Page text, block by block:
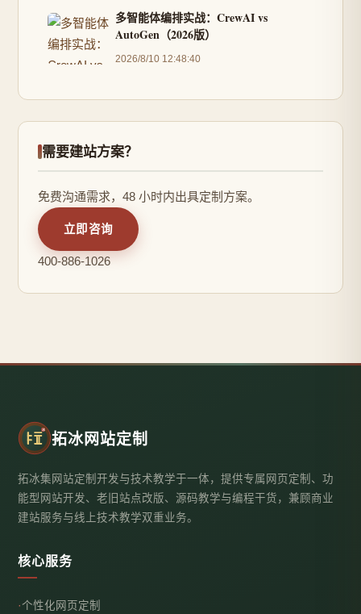
多智能体编排实战：CrewAI vs
AutoGen（2026版）
2026/8/10 12:48:40
需要建站方案？
免费沟通需求，48 小时内出具定制方案。
立即咨询
400-886-1026
拓冰网站定制
拓冰集网站定制开发与技术教学于一体，提供专属网页定制、功
能型网站开发、老旧站点改版、源码教学与编程干货，兼顾商业
建站服务与线上技术教学双重业务。
核心服务
个性化网页定制